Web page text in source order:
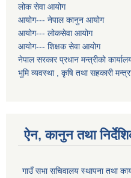
लोक सेवा आयोग
आयोग--- नेपाल कानुन आयोग
आयोग--- लोकसेवा आयोग
आयोग--- शिक्षक सेवा आयोग
नेपाल सरकार प्रधान मन्त्रीको
भुमि व्यवस्था , कृषि तथा सहकारी
ऐन, कानुन तथा
गाउँ सभा सचिवालय स्थापना तथा